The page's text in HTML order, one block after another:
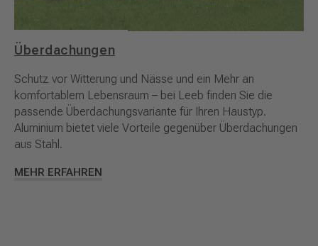
Überdachungen
Schutz vor Witterung und Nässe und ein Mehr an
komfortablem Lebensraum – bei Leeb finden Sie die
passende Überdachungsvariante für Ihren Haustyp.
Aluminium bietet viele Vorteile gegenüber Überdachungen
aus Stahl.
MEHR ERFAHREN